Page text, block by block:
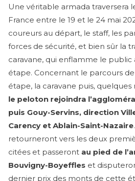
Une véritable armada traversera
France entre le 19 et le 24 mai
coureurs au départ, le staff, les
forces de sécurité, et bien sûr la
caravane, qui enflamme le public
étape. Concernant le parcours
étape, la caravane puis,
le peloton rejoindra
puis Gouy-Servins, direction
Carency et Ablain-Saint-Nazaire
retourneront vers les deux
citées et passeront au pied de
Bouvigny-Boyeffles et
dernier prix des monts de cette